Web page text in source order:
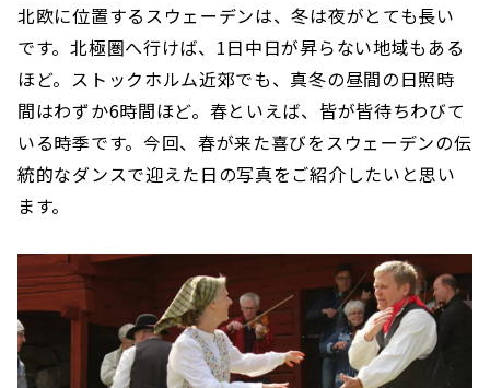
北欧に位置するスウェーデンは、冬は夜がとても長い
です。北極圏へ行けば、1日中日が昇らない地域もある
ほど。ストックホルム近郊でも、真冬の昼間の日照時
間はわずか6時間ほど。春といえば、皆が皆待ちわびて
いる時季です。今回、春が来た喜びをスウェーデンの伝
統的なダンスで迎えた日の写真をご紹介したいと思い
ます。